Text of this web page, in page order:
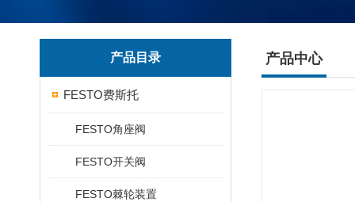
产品目录
FESTO费斯托
FESTO角座阀
FESTO开关阀
FESTO棘轮装置
产品中心